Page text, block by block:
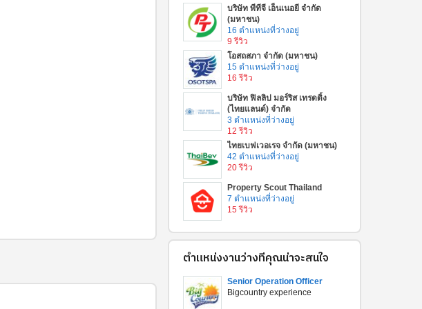
บริษัท พีทีจี เอ็นเนอยี จำกัด
(มหาชน)
16 ตำแหน่งที่ว่างอยู่
9 รีวิว
โอสถสภา จำกัด (มหาชน)
15 ตำแหน่งที่ว่างอยู่
16 รีวิว
บริษัท ฟิลลิป มอร์ริส เทรดดิ้ง
(ไทยแลนด์) จำกัด
3 ตำแหน่งที่ว่างอยู่
12 รีวิว
ไทยเบฟเวอเรจ จำกัด (มหาชน)
42 ตำแหน่งที่ว่างอยู่
20 รีวิว
Property Scout Thailand
7 ตำแหน่งที่ว่างอยู่
15 รีวิว
ตำแหน่งงานว่างที่คุณน่าจะสนใจ
Senior Operation Officer
Bigcountry experience